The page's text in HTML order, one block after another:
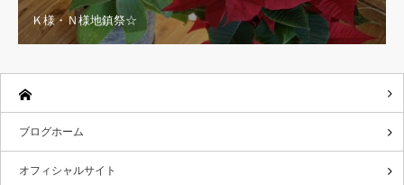
Ｋ様・Ｎ様地鎮祭☆
ブログホーム
オフィシャルサイト